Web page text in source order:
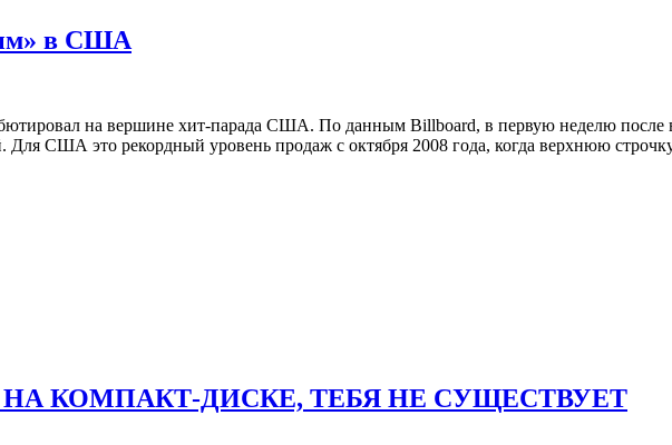
в США
на вершине хит-парада США. По данным Billboard, в первую неделю после
Для США это рекордный уровень продаж с октября 2008 года, когда верхнюю
КОМПАКТ-ДИСКЕ, ТЕБЯ НЕ СУЩЕСТВУЕТ